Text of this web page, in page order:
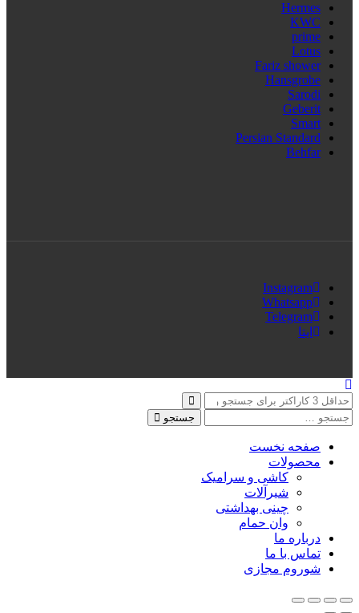
Hermes
KWC
prime
Lotus
Fariz shower
Hansgrobe
Sarodi
Geberit
Smart
Persian Standard
Behfar
Instagram
Whatsapp
Telegram
ایتا
جستجو
صفحه نخست
محصولات
کاشی و سرامیک
شیرآلات
چینی بهداشتی
وان حمام
درباره ما
تماس با ما
شوروم مجازی